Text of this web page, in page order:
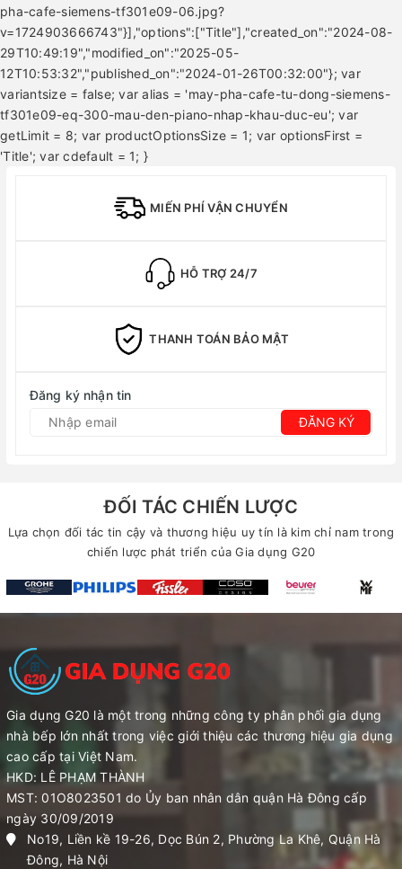
pha-cafe-siemens-tf301e09-06.jpg?
v=1724903666743"}],"options":["Title"],"created_on":"2024-08-
29T10:49:19","modified_on":"2025-05-
12T10:53:32","published_on":"2024-01-26T00:32:00"}; var
variantsize = false; var alias = 'may-pha-cafe-tu-dong-siemens-
tf301e09-eq-300-mau-den-piano-nhap-khau-duc-eu'; var
getLimit = 8; var productOptionsSize = 1; var optionsFirst =
'Title'; var cdefault = 1; }
MIẾN PHÍ VẬN CHUYỂN
HỖ TRỢ 24/7
THANH TOÁN BẢO MẬT
Đăng ký nhận tin
ĐĂNG KÝ
ĐỐI TÁC CHIẾN LƯỢC
Lựa chọn đối tác tin cậy và thương hiệu uy tín là kim chỉ nam trong
chiến lược phát triển của Gia dụng G20
Gia dụng G20 là một trong những công ty phân phối gia dụng
nhà bếp lớn nhất trong việc giới thiệu các thương hiệu gia dụng
cao cấp tại Việt Nam.
HKD: LÊ PHẠM THÀNH
MST: 01O8023501 do Ủy ban nhân dân quận Hà Đông cấp
ngày 30/09/2019
No19, Liền kề 19-26, Dọc Bún 2, Phường La Khê, Quận Hà
Đông, Hà Nội